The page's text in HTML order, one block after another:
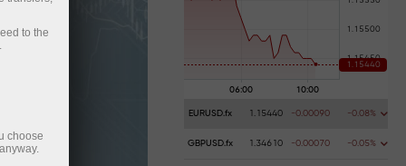
EURUSD.fx 1.15440 -0.00090 -0.08%
GBPUSD.fx 1.34610 -0.00070 -0.05%
to the
choose